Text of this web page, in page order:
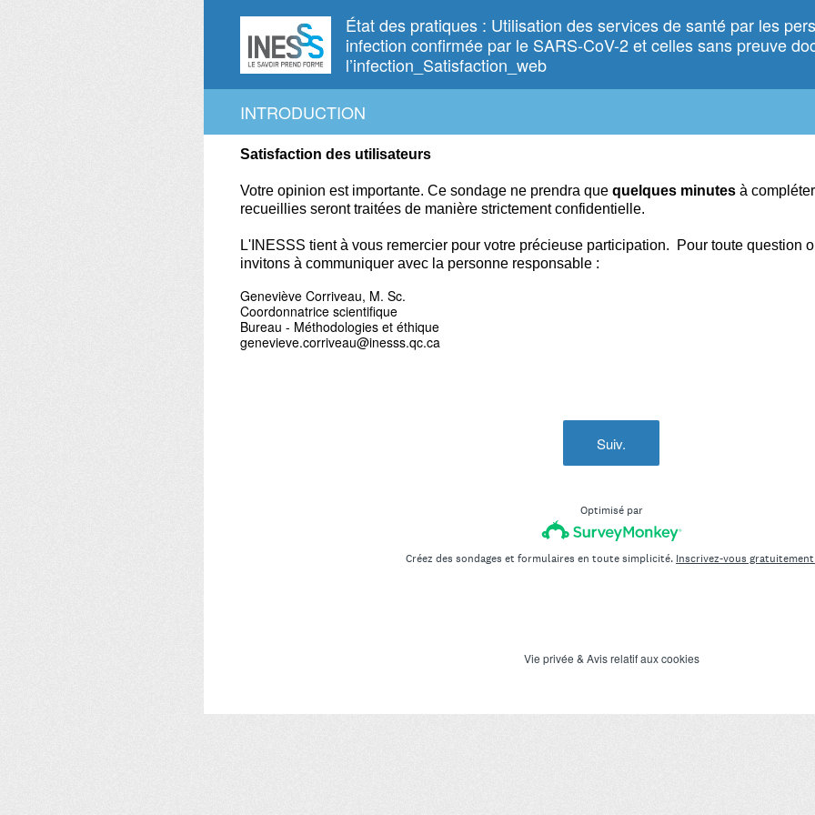
État des pratiques : Utilisation des services de santé par les
infection confirmée par le SARS-CoV-2 et celles sans preuve
l’infection_Satisfaction_web
INTRODUCTION
Satisfaction des utilisateurs
Votre opinion est importante. Ce sondage ne prendra que quelques minutes à
recueillies seront traitées de manière strictement confidentielle.
L'INESSS tient à vous remercier pour votre précieuse participation.
Pour toute question
invitons à communiquer avec la personne responsable :
Geneviève Corriveau, M. Sc.
Coordonnatrice scientifique
Bureau - Méthodologies et éthique
genevieve.corriveau@inesss.qc.ca
Suiv.
Optimisé par
Créez des sondages et formulaires en toute simplicité. Inscrivez-vous
Vie privée & Avis relatif aux cookies